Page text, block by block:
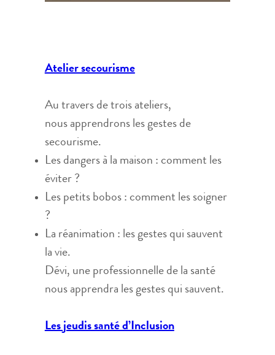
Atelier secourisme
Au travers de trois ateliers,
nous apprendrons les gestes de
secourisme.
Les dangers à la maison : comment les
éviter ?
Les petits bobos : comment les soigner
?
La réanimation : les gestes qui sauvent
la vie.
Dévi, une professionnelle de la santé
nous apprendra les gestes qui sauvent.
Les jeudis santé d’Inclusion